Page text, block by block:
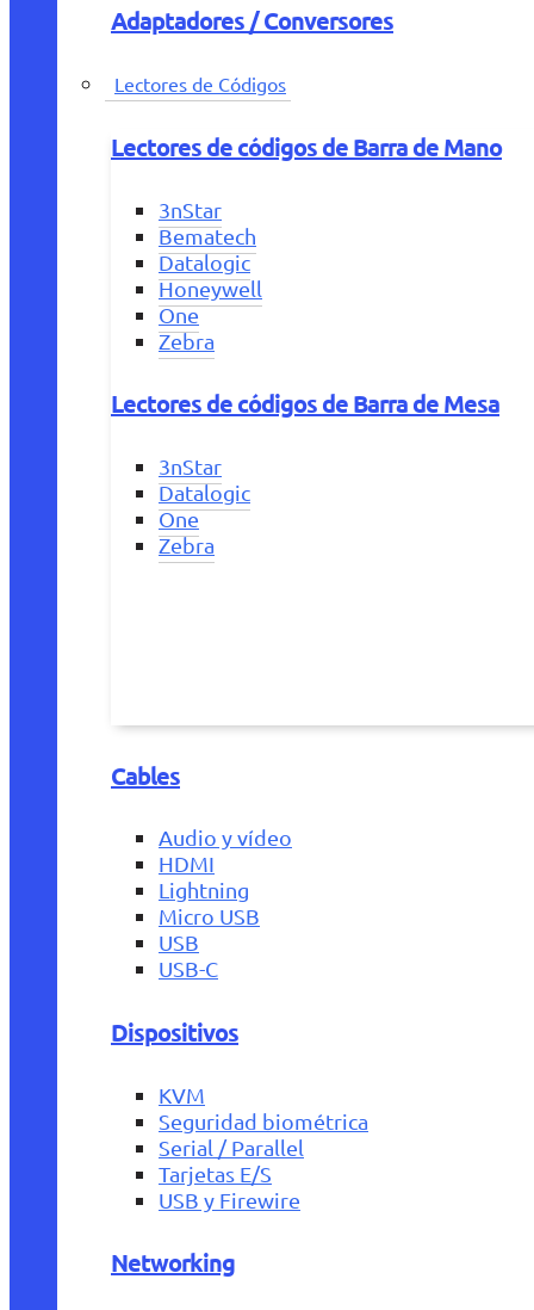
Adaptadores / Conversores
Lectores de Códigos
Lectores de códigos de Barra de Mano
3nStar
Bematech
Datalogic
Honeywell
One
Zebra
Lectores de códigos de Barra de Mesa
3nStar
Datalogic
One
Zebra
Cables
Audio y vídeo
HDMI
Lightning
Micro USB
USB
USB-C
Dispositivos
KVM
Seguridad biométrica
Serial / Parallel
Tarjetas E/S
USB y Firewire
Networking